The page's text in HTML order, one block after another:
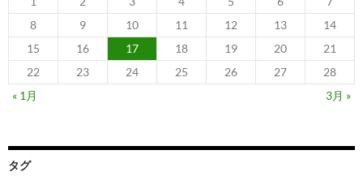
8
9 10 11 12 13
14
15
16 17 18 19 20
21
22
23 24 25 26 27
28
« 1月
3月 »
タグ